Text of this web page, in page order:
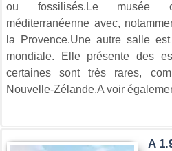
ou fossilisés.Le musée
méditerranéenne avec,
la Provence.Une autre salle
mondiale. Elle présente des
certaines sont très rares,
Nouvelle-Zélande.A voir
A